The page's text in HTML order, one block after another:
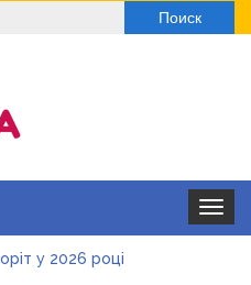
Toggle
у 2026 році